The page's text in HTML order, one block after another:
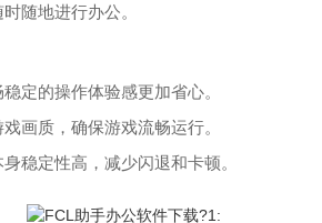
随地进行办公。
定的操作体验感更加省心。
画质，确保游戏流畅运行。
稳定性高，减少闪退和卡顿。